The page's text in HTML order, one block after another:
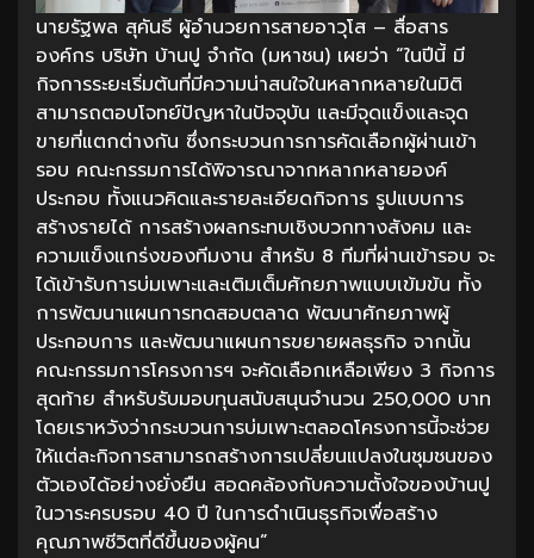
นายรัฐพล สุคันธี ผู้อำนวยการสายอาวุโส – สื่อสาร
องค์กร บริษัท บ้านปู จำกัด (มหาชน) เผยว่า “ในปีนี้ มี
กิจการระยะเริ่มต้นที่มีความน่าสนใจในหลากหลายในมิติ
สามารถตอบโจทย์ปัญหาในปัจจุบัน และมีจุดแข็งและจุด
ขายที่แตกต่างกัน ซึ่งกระบวนการการคัดเลือกผู้ผ่านเข้า
รอบ คณะกรรมการได้พิจารณาจากหลากหลายองค์
ประกอบ ทั้งแนวคิดและรายละเอียดกิจการ รูปแบบการ
สร้างรายได้ การสร้างผลกระทบเชิงบวกทางสังคม และ
ความแข็งแกร่งของทีมงาน สำหรับ 8 ทีมที่ผ่านเข้ารอบ จะ
ได้เข้ารับการบ่มเพาะและเติมเต็มศักยภาพแบบเข้มข้น ทั้ง
การพัฒนาแผนการทดสอบตลาด พัฒนาศักยภาพผู้
ประกอบการ และพัฒนาแผนการขยายผลธุรกิจ จากนั้น
คณะกรรมการโครงการฯ จะคัดเลือกเหลือเพียง 3 กิจการ
สุดท้าย สำหรับรับมอบทุนสนับสนุนจำนวน 250,000 บาท
โดยเราหวังว่ากระบวนการบ่มเพาะตลอดโครงการนี้จะช่วย
ให้แต่ละกิจการสามารถสร้างการเปลี่ยนแปลงในชุมชนของ
ตัวเองได้อย่างยั่งยืน สอดคล้องกับความตั้งใจของบ้านปู
ในวาระครบรอบ 40 ปี ในการดำเนินธุรกิจเพื่อสร้าง
คุณภาพชีวิตที่ดีขึ้นของผู้คน”